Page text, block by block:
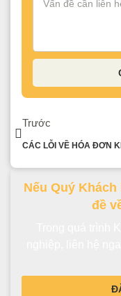
Trước
Nếu Quý
đề